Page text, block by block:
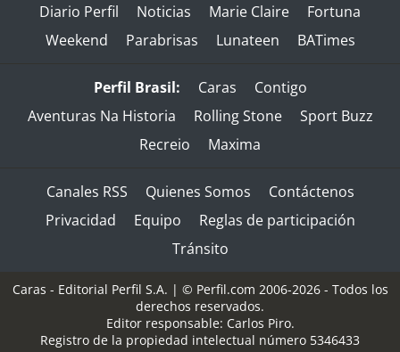
Diario Perfil Noticias Marie Claire
Fortuna
Weekend
Parabrisas Lunateen BATimes
Perfil Brasil: Caras
Contigo
Aventuras Na Historia
Rolling Stone
Sport Buzz
Recreio
Maxima
Canales RSS Quienes Somos
Contáctenos
Privacidad
Equipo
Reglas de participación
Tránsito
Caras - Editorial Perfil S.A. | © Perfil.com 2006-2026 - Todos los
derechos reservados.
Editor responsable: Carlos Piro.
Registro de la propiedad intelectual número 5346433